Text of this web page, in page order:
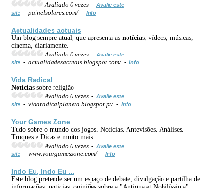
Avaliado 0 vezes - Avalie este
site - painelsolares.com/ - Info
Actualidades actuais
Um blog sempre atual, que apresenta as notícias, vídeos, músicas,
cinema, diariamente.
Avaliado 0 vezes - Avalie este
site - actualidadesactuais.blogspot.com/ - Info
Vida Radical
Notícias sobre religião
Avaliado 0 vezes - Avalie este
site - vidaradicalplaneta.blogspot.pt/ - Info
Your Games Zone
Tudo sobre o mundo dos jogos, Noticias, Antevisões, Análises,
Truques e Dicas e muito mais
Avaliado 0 vezes - Avalie este
site - www.yourgameszone.com/ - Info
Indo Eu, Indo Eu ...
Este blog pretende ser um espaço de debate, divulgação e partilha de